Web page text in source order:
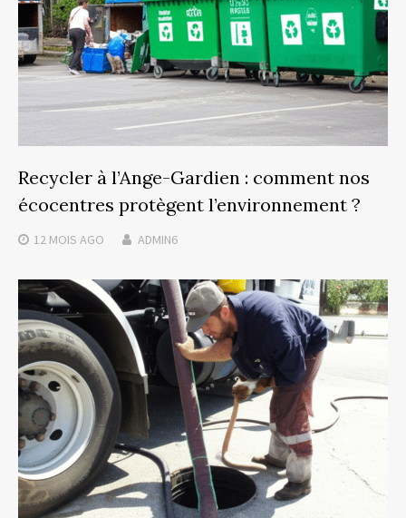
Recycler à l’Ange-Gardien : comment nos
écocentres protègent l’environnement ?
12 MOIS AGO ADMIN6